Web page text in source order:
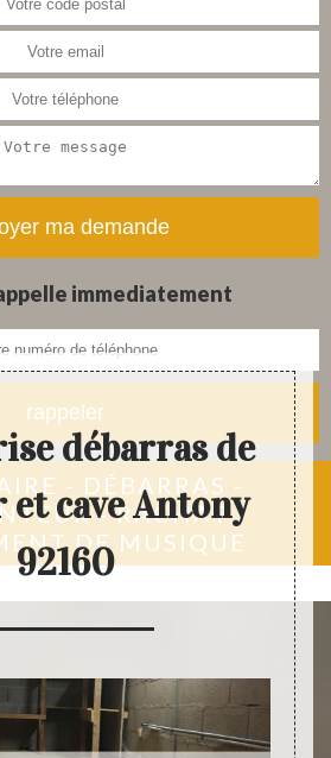
immediatement
- DÉBARRAS -
- RACHAT
DE MUSIQUE
meubles, tableau,
objets anciens
débarras de
cave Antony
92160